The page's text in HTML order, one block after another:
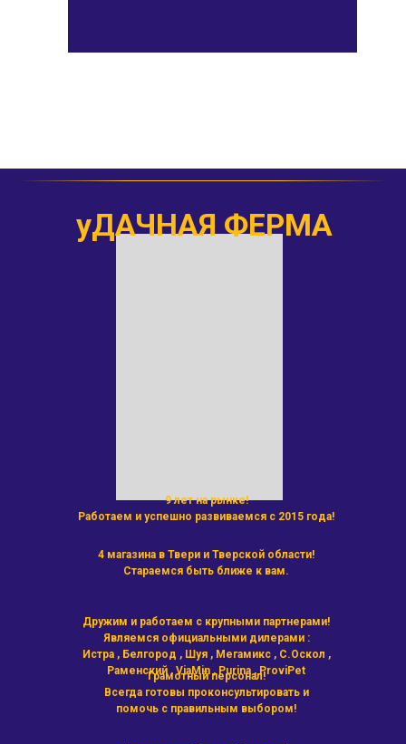
уДАЧНАЯ ФЕРМА
9 лет на рынке!
Работаем и успешно развиваемся с 2015 года!
4 магазина в Твери и Тверской области!
Стараемся быть ближе к вам.
Дружим и работаем с крупными партнерами!
Являемся официальными дилерами :
Истра , Белгород , Шуя , Мегамикс , С.Оскол ,
Раменский , ViaMin , Purina , ProviPet
Грамотный персонал!
Всегда готовы проконсультировать и
помочь с правильным выбором!